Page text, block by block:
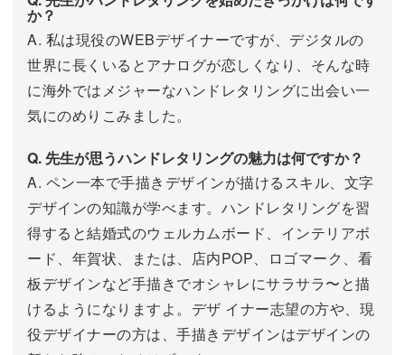
か？
A. 私は現役のWEBデザイナーですが、デジタルの
世界に長くいるとアナログが恋しくなり、そんな時
に海外ではメジャーなハンドレタリングに出会い一
気にのめりこみました。
Q. 先生が思うハンドレタリングの魅力は何ですか？
A. ペン一本で手描きデザインが描けるスキル、文字
デザインの知識が学べます。ハンドレタリングを習
得すると結婚式のウェルカムボード、インテリアボ
ード、年賀状、または、店内POP、ロゴマーク、看
板デザインなど手描きでオシャレにサラサラ〜と描
けるようになりますよ。デザ イナー志望の方や、現
役デザイナーの方は、手描きデザインはデザインの